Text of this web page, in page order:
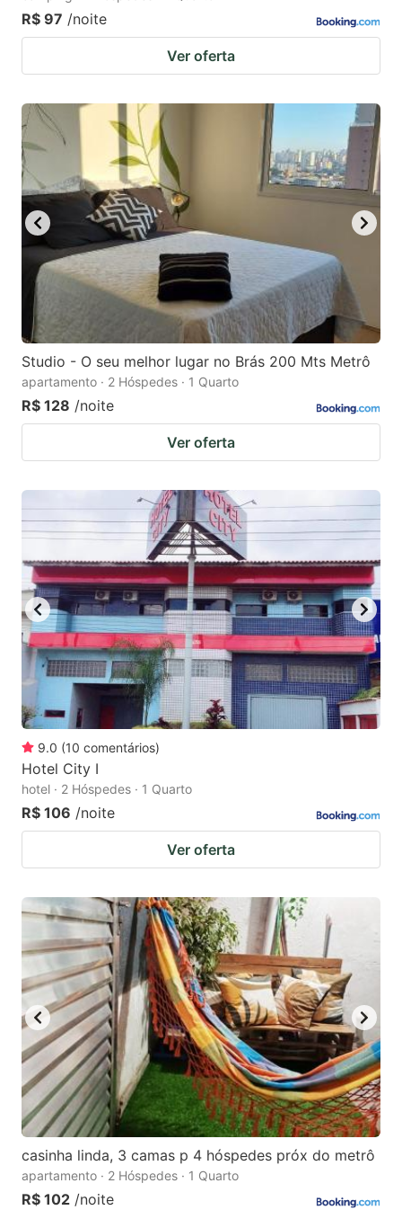
R$ 97 /noite
Ver oferta
Studio - O seu melhor lugar no Brás 200 Mts Metrô
apartamento · 2 Hóspedes · 1 Quarto
R$ 128 /noite
Ver oferta
9.0 (10 comentários)
Hotel City I
hotel · 2 Hóspedes · 1 Quarto
R$ 106 /noite
Ver oferta
casinha linda, 3 camas p 4 hóspedes próx do metrô
apartamento · 2 Hóspedes · 1 Quarto
R$ 102 /noite